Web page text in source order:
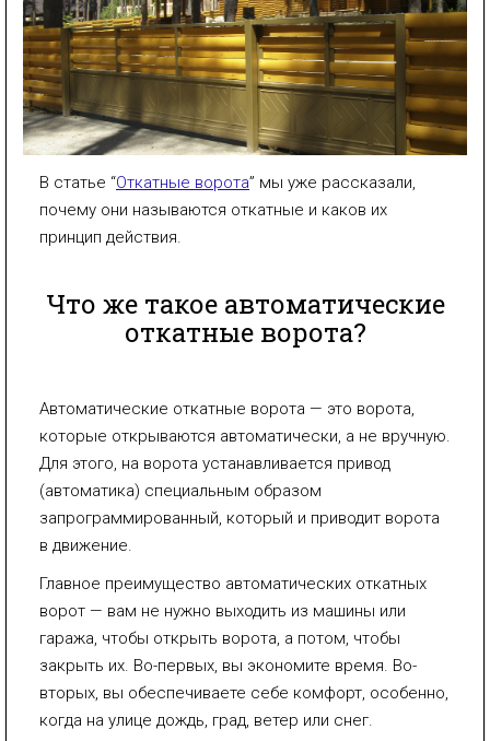
В статье “Откатные ворота” мы уже рассказали,
почему они называются откатные и каков их
принцип действия.
Что же такое автоматические
откатные ворота?
Автоматические откатные ворота — это ворота,
которые открываются автоматически, а не вручную.
Для этого, на ворота устанавливается привод
(автоматика) специальным образом
запрограммированный, который и приводит ворота
в движение.
Главное преимущество автоматических откатных
ворот — вам не нужно выходить из машины или
гаража, чтобы открыть ворота, а потом, чтобы
закрыть их. Во-первых, вы экономите время. Во-
вторых, вы обеспечиваете себе комфорт, особенно,
когда на улице дождь, град, ветер или снег.